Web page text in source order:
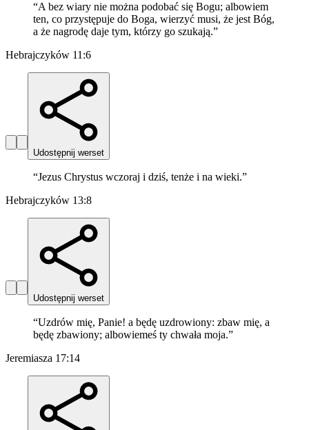
“A bez wiary nie można podobać się Bogu; albowiem
ten, co przystępuje do Boga, wierzyć musi, że jest Bóg,
a że nagrodę daje tym, którzy go szukają.”
Hebrajczyków 11:6
Udostępnij werset
“Jezus Chrystus wczoraj i dziś, tenże i na wieki.”
Hebrajczyków 13:8
Udostępnij werset
“Uzdrów mię, Panie! a będę uzdrowiony: zbaw mię, a
będę zbawiony; albowiemeś ty chwała moja.”
Jeremiasza 17:14